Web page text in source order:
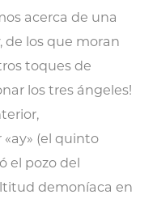
acerca de una
de los que moran
toques de
los tres ángeles!
(el quinto
el pozo del
demoníaca en